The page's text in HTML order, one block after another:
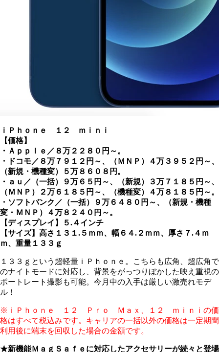
ｉＰｈｏｎｅ １２ ｍｉｎｉ
【価格】
・Ａｐｐｌｅ／８万２２８０円～。
・ドコモ／８万７９１２円～、（ＭＮＰ）４万３９５２円～、
（新規・機種変）５万８６０８円。
・ａｕ／（一括）９万６５円～、（新規）３万７１８５円～、
（ＭＮＰ）２万６１８５円～、（機種変）４万８１８５円～。
・ソフトバンク／（一括）９万６４８０円～、（新規・機種
変・ＭＮＰ）４万８２４０円～。
【ディスプレイ】５.４インチ
【サイズ】高さ１３１.５ｍｍ、幅６４.２ｍｍ、厚さ７.４ｍ
ｍ、重量１３３ｇ
１３３ｇという超軽量ｉＰｈｏｎｅ。こちらも広角、超広角で
のナイトモードに対応し、背景をがっつりぼかした映え重視の
ポートレート撮影も可能。今月中の入手は厳しい激売れモデ
ル！
※ｉＰｈｏｎｅ １２ Ｐｒｏ Ｍａｘ、１２ ｍｉｎｉの価
格はすべて税込みです。キャリアの一括以外の価格は一定期間
利用後に端末を回収した場合の金額です。
★新機能ＭａｇＳａｆｅに対応したアクセサリーが続々と登場